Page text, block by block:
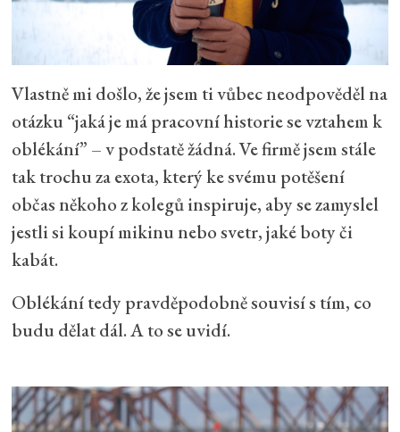
Vlastně mi došlo, že jsem ti vůbec neodpověděl na
otázku “jaká je má pracovní historie se vztahem k
oblékání” – v podstatě žádná. Ve firmě jsem stále
tak trochu za exota, který ke svému potěšení
občas někoho z kolegů inspiruje, aby se zamyslel
jestli si koupí mikinu nebo svetr, jaké boty či
kabát.
Oblékání tedy pravděpodobně souvisí s tím, co
budu dělat dál. A to se uvidí.